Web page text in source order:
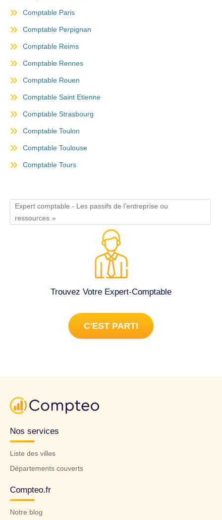
Comptable Paris
Comptable Perpignan
Comptable Reims
Comptable Rennes
Comptable Rouen
Comptable Saint Etienne
Comptable Strasbourg
Comptable Toulon
Comptable Toulouse
Comptable Tours
Expert comptable - Les passifs de l’entreprise ou
ressources
Trouvez Votre Expert-Comptable
C'EST PARTI
Nos services
Liste des villes
Départements couverts
Compteo.fr
Notre blog